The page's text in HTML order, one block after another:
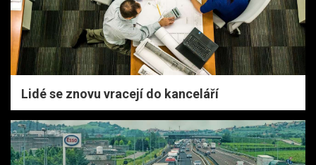
Lidé se znovu vracejí do kanceláří